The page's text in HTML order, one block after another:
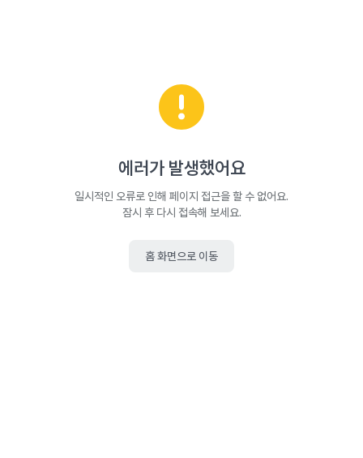
에러가 발생했어요
일시적인 오류로 인해 페이지 접근을 할 수 없어요.
잠시 후 다시 접속해 보세요.
홈 화면으로 이동